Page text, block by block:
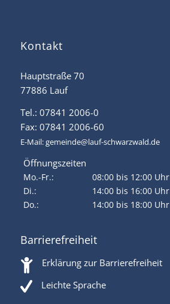
Kontakt
Hauptstraße 70
77886 Lauf
Tel.: 07841 2006-0
Fax: 07841 2006-60
E-Mail:gemeinde@lauf-schwarzwald.de
Öffnungszeiten
Mo.-Fr.:
08:00 bis 12:00 Uhr
Di.:
14:00 bis 16:00 Uhr
Do.:
14:00 bis 18:00 Uhr
Barrierefreiheit
Erklärung zur Barrierefreiheit
Leichte Sprache